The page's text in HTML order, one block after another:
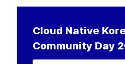
Cloud Native
Community Day